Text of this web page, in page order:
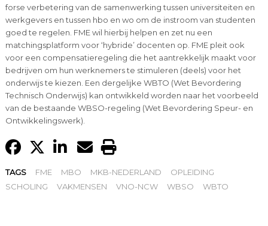
forse verbetering van de samenwerking tussen universiteiten en
werkgevers en tussen hbo en wo om de instroom van studenten
goed te regelen. FME wil hierbij helpen en zet nu een
matchingsplatform voor ‘hybride’ docenten op. FME pleit ook
voor een compensatieregeling die het aantrekkelijk maakt voor
bedrijven om hun werknemers te stimuleren (deels) voor het
onderwijs te kiezen. Een dergelijke WBTO (Wet Bevordering
Technisch Onderwijs) kan ontwikkeld worden naar het voorbeeld
van de bestaande WBSO-regeling (Wet Bevordering Speur- en
Ontwikkelingswerk).
TAGS FME MBO MKB-NEDERLAND
OPLEIDING
SCHOLING
VAKMENSEN VNO-NCW WBSO WBTO